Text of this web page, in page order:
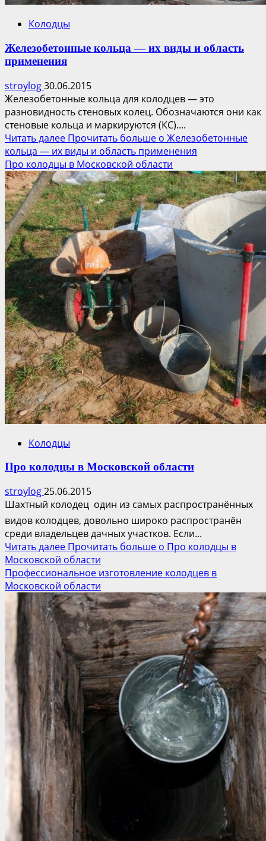
Колодцы
Железобетонные кольца — их виды и область
применения
stroylog30.06.2015
Железобетонные кольца для колодцев — это
разновидность стеновых колец. Обозначаются они как
стеновые кольца и маркируются (КС)....
Читать далее Прочитать больше о Железобетонные
кольца — их виды и область применения
Про колодцы в Московской области
Колодцы
Про колодцы в Московской области
stroylog25.06.2015
Шахтный колодец  один из самых распространённых
видов колодцев, довольно широко распространён
среди владельцев дачных участков. Если...
Читать далее Прочитать больше о Про колодцы в
Московской области
Профессиональное изготовление колодцев в
Московской области